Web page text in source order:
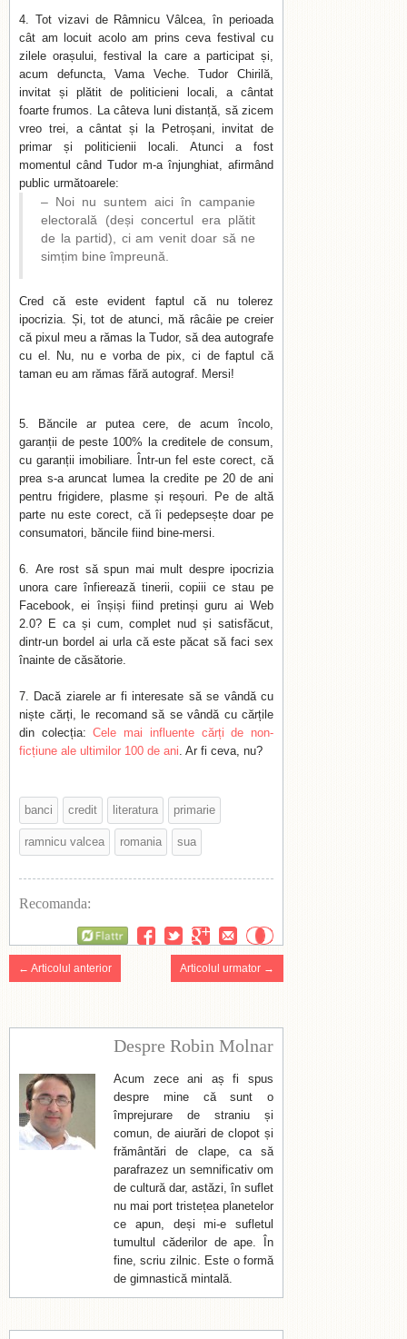
Tot vizavi de Râmnicu Vâlcea, în perioada
cât am locuit acolo am prins ceva festival cu
zilele orașului, festival la care a participat și,
acum defuncta, Vama Veche. Tudor Chirilă,
invitat și plătit de politicieni locali, a cântat
foarte frumos. La câteva luni distanță, să zicem
vreo trei, a cântat și la Petroșani, invitat de
primar și politicienii locali. Atunci a fost
momentul când Tudor m-a înjunghiat, afirmând
public următoarele:
– Noi nu suntem aici în campanie
electorală (deși concertul era plătit
de la partid), ci am venit doar să ne
simțim bine împreună.
Cred că este evident faptul că nu tolerez
ipocrizia. Și, tot de atunci, mă râcâie pe creier
că pixul meu a rămas la Tudor, să dea autografe
cu el. Nu, nu e vorba de pix, ci de faptul că
taman eu am rămas fără autograf. Mersi!
Băncile ar putea cere, de acum încolo,
garanții de peste 100% la creditele de consum,
cu garanții imobiliare. Într-un fel este corect, că
prea s-a aruncat lumea la credite pe 20 de ani
pentru frigidere, plasme și reșouri. Pe de altă
parte nu este corect, că îi pedepsește doar pe
consumatori, băncile fiind bine-mersi.
Are rost să spun mai mult despre ipocrizia
unora care înfierează tinerii, copiii ce stau pe
Facebook, ei înșiși fiind pretinși guru ai Web
2.0? E ca și cum, complet nud și satisfăcut,
dintr-un bordel ai urla că este păcat să faci sex
înainte de căsătorie.
Dacă ziarele ar fi interesate să se vândă cu
niște cărți, le recomand să se vândă cu cărțile
din colecția:Cele mai influente cărți de non-
ficțiune ale ultimilor 100 de ani. Ar fi ceva, nu?
banci credit literatura primarie
ramnicu valcea romania sua
Recomanda:
← Articolul anterior Articolul urmator →
Despre Robin Molnar
Acum zece ani aș fi spus
despre mine că sunt o
împrejurare de straniu și
comun, de aiurări de clopot și
frământări de clape, ca să
parafrazez un semnificativ om
de cultură dar, astăzi, în suflet
nu mai port tristețea planetelor
ce apun, deși mi-e sufletul
tumultul căderilor de ape. În
fine, scriu zilnic. Este o formă
de gimnastică mintală.